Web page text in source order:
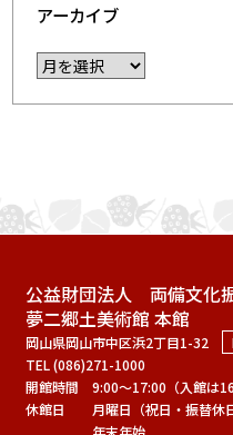
アーカイブ
公益財団法人 両備文化
夢二郷土美術館 本館
岡山県岡山市中区浜2丁目1-32
TEL (086)271-1000
開館時間
9:00～17:00（入館は
休館日
月曜日（祝日・振替休
年末年始